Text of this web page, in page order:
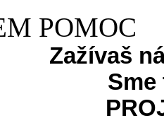
POMOC
Zažívaš
Sme